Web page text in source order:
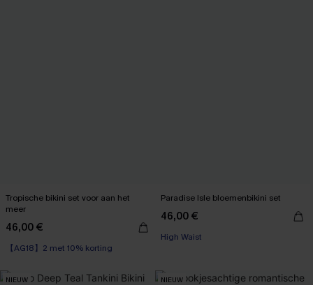
Tropische bikini set voor aan het
meer
46,00 €
【AG18】2 met 10% korting
Paradise Isle bloemenbikini set
46,00 €
High Waist
NIEUW NIEUW